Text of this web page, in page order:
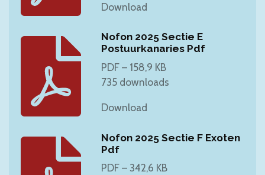
Download
Nofon 2025 Sectie E
Postuurkanaries Pdf
PDF – 158,9 KB
735 downloads
Download
Nofon 2025 Sectie F Exoten
Pdf
PDF – 342,6 KB